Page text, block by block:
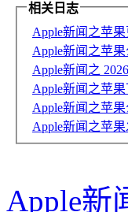
相关日志
Apple新闻之苹
Apple新闻之苹
Apple新闻之
Apple新闻之苹
Apple新闻之苹果
Apple新闻之苹
Apple新